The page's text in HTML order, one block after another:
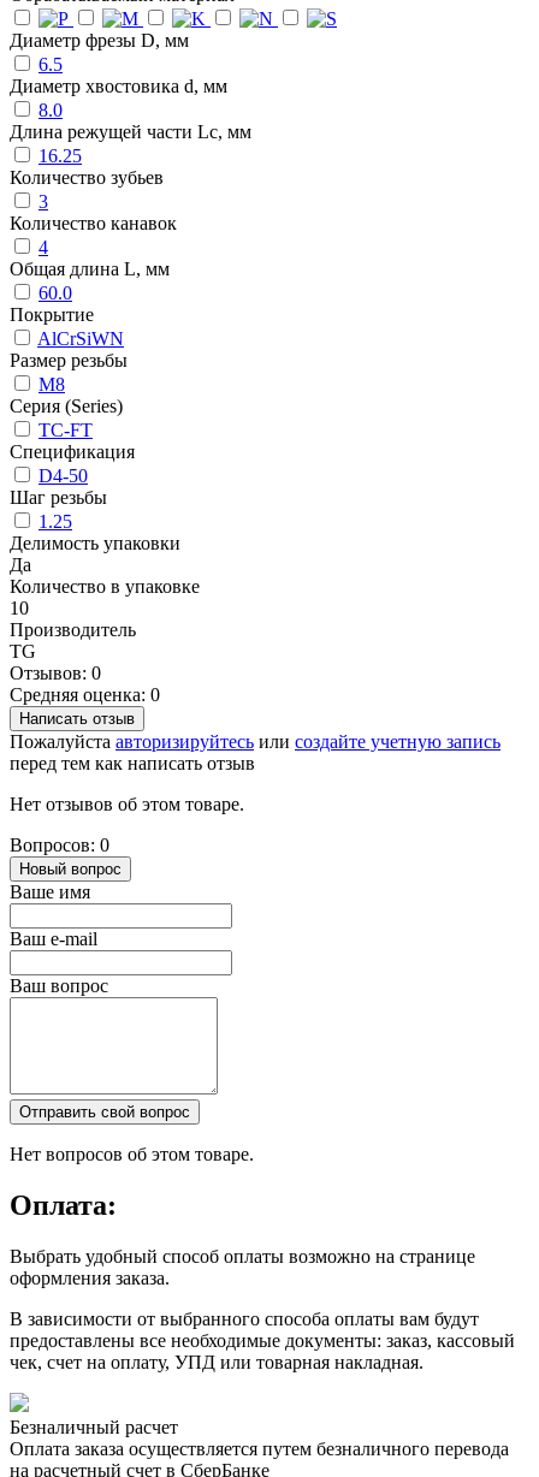
Диаметр фрезы D, мм
6.5
Диаметр хвостовика d, мм
8.0
Длина режущей части Lc, мм
16.25
Количество зубьев
3
Количество канавок
4
Общая длина L, мм
60.0
Покрытие
AlCrSiWN
Размер резьбы
M8
Серия (Series)
TC-FT
Спецификация
D4-50
Шаг резьбы
1.25
Делимость упаковки
Да
Количество в упаковке
10
Производитель
TG
Отзывов: 0
Средняя оценка: 0
Написать отзыв
Пожалуйста авторизируйтесь или создайте учетную запись
перед тем как написать отзыв
Нет отзывов об этом товаре.
Вопросов: 0
Новый вопрос
Ваше имя
Ваш e-mail
Ваш вопрос
Отправить свой вопрос
Нет вопросов об этом товаре.
Оплата:
Выбрать удобный способ оплаты возможно на странице
оформления заказа.
В зависимости от выбранного способа оплаты вам будут
предоставлены все необходимые документы: заказ, кассовый
чек, счет на оплату, УПД или товарная накладная.
Безналичный расчет
Оплата заказа осуществляется путем безналичного перевода
на расчетный счет в СберБанке